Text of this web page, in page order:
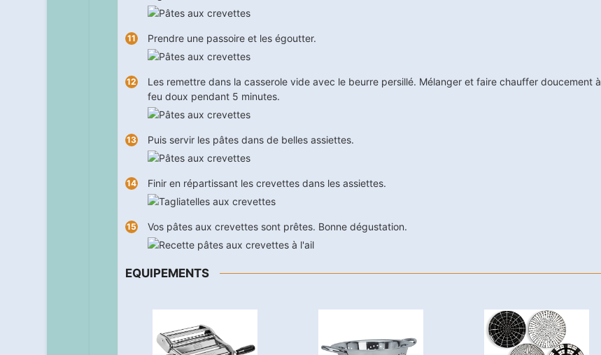
Prendre une passoire et les égoutter.
Les remettre dans la casserole vide avec le beurre persillé. Mélanger et faire chauffer doucement à
feu doux pendant 5 minutes.
Puis servir les pâtes dans de belles assiettes.
Finir en répartissant les crevettes dans les assiettes.
Vos pâtes aux crevettes sont prêtes. Bonne dégustation.
EQUIPEMENTS